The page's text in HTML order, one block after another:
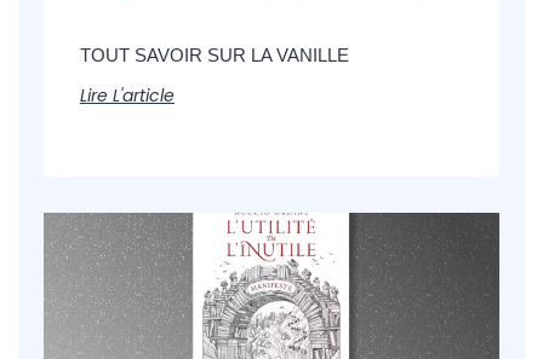
TOUT SAVOIR SUR LA VANILLE
Lire L'article